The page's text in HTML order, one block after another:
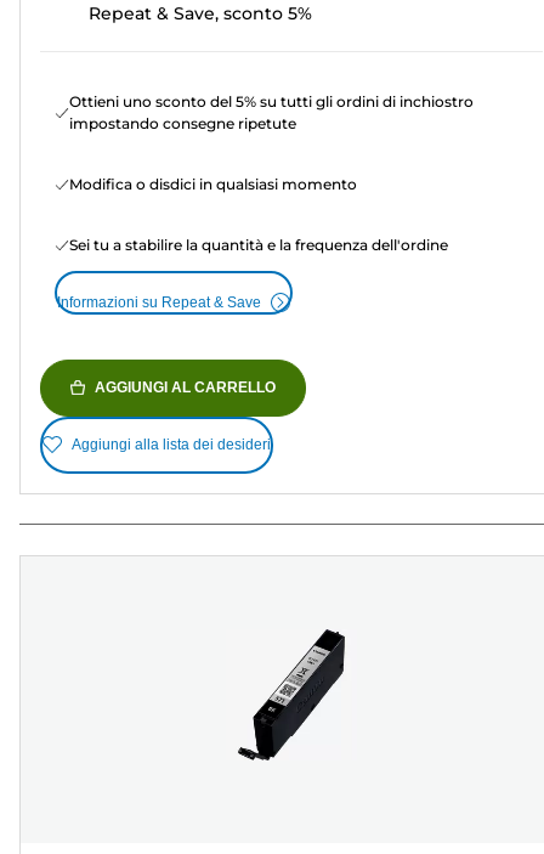
Repeat & Save, sconto 5%
Ottieni uno sconto del 5% su tutti gli ordini di inchiostro
impostando consegne ripetute
Modifica o disdici in qualsiasi momento
Sei tu a stabilire la quantità e la frequenza dell'ordine
Informazioni su Repeat & Save
AGGIUNGI AL CARRELLO
Aggiungi alla lista dei desideri